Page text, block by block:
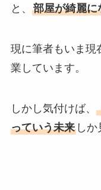
と、 部屋が綺麗に
現に筆者もいま現
業しています。
しかし気付けば、
っていう未来しか